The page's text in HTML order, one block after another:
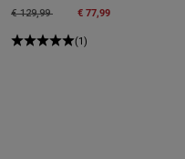
Price reduced from
€ 129,99to € 77,99
(1)